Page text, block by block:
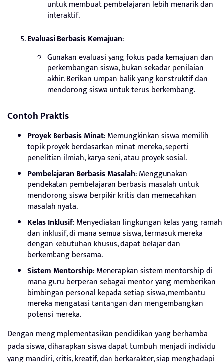
untuk membuat pembelajaran lebih menarik dan
interaktif.
Evaluasi Berbasis Kemajuan:
Gunakan evaluasi yang fokus pada kemajuan dan
perkembangan siswa, bukan sekadar penilaian
akhir. Berikan umpan balik yang konstruktif dan
mendorong siswa untuk terus berkembang.
Contoh Praktis
Proyek Berbasis Minat: Memungkinkan siswa memilih
topik proyek berdasarkan minat mereka, seperti
penelitian ilmiah, karya seni, atau proyek sosial.
Pembelajaran Berbasis Masalah: Menggunakan
pendekatan pembelajaran berbasis masalah untuk
mendorong siswa berpikir kritis dan memecahkan
masalah nyata.
Kelas Inklusif: Menyediakan lingkungan kelas yang ramah
dan inklusif, di mana semua siswa, termasuk mereka
dengan kebutuhan khusus, dapat belajar dan
berkembang bersama.
Sistem Mentorship: Menerapkan sistem mentorship di
mana guru berperan sebagai mentor yang memberikan
bimbingan personal kepada setiap siswa, membantu
mereka mengatasi tantangan dan mengembangkan
potensi mereka.
Dengan mengimplementasikan pendidikan yang berhamba
pada siswa, diharapkan siswa dapat tumbuh menjadi individu
yang mandiri, kritis, kreatif, dan berkarakter, siap menghadapi